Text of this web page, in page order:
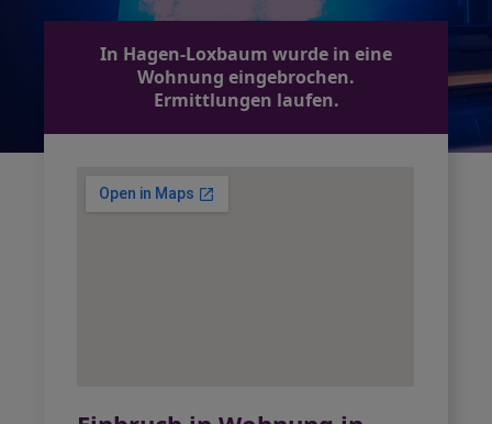
In Hagen-Loxbaum wurde in eine
Wohnung eingebrochen.
Ermittlungen laufen.